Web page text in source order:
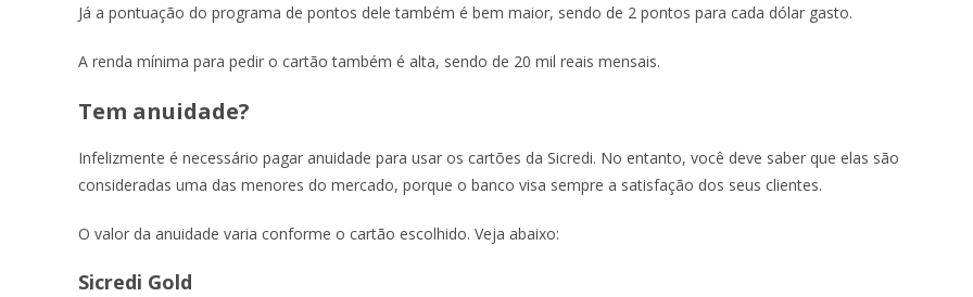
Já a pontuação do programa de pontos dele também é bem maior, sendo de 2 pontos para cada dólar gasto.
A renda mínima para pedir o cartão também é alta, sendo de 20 mil reais mensais.
Tem anuidade?
Infelizmente é necessário pagar anuidade para usar os cartões da Sicredi. No entanto, você deve saber que elas são
consideradas uma das menores do mercado, porque o banco visa sempre a satisfação dos seus clientes.
O valor da anuidade varia conforme o cartão escolhido. Veja abaixo:
Sicredi Gold